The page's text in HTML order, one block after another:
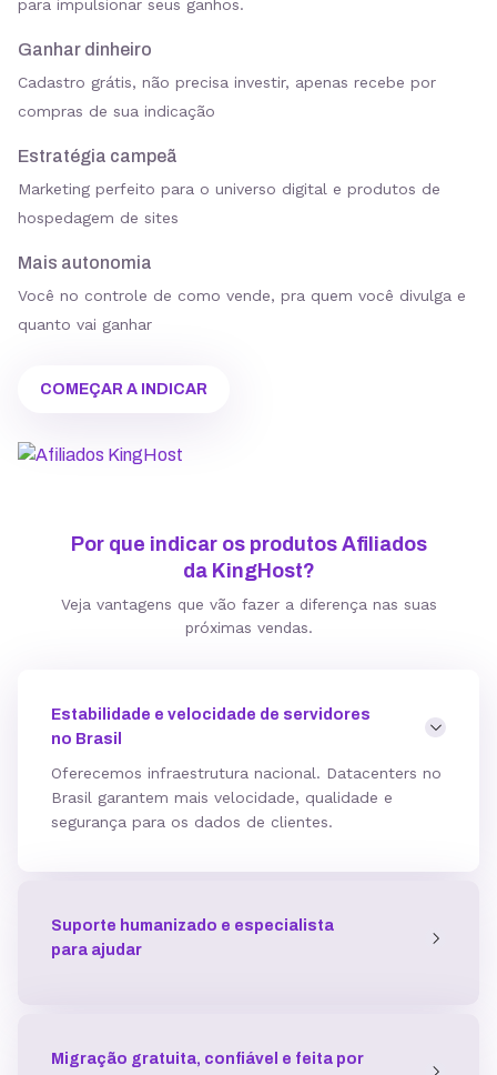
para impulsionar seus ganhos.
Ganhar dinheiro
Cadastro grátis, não precisa investir, apenas recebe por
compras de sua indicação
Estratégia campeã
Marketing perfeito para o universo digital e produtos de
hospedagem de sites
Mais autonomia
Você no controle de como vende, pra quem você divulga e
quanto vai ganhar
COMEÇAR A INDICAR
Por que indicar os produtos Afiliados
da KingHost?
Veja vantagens que vão fazer a diferença nas suas
próximas vendas.
Estabilidade e velocidade de servidores
no Brasil
Oferecemos infraestrutura nacional. Datacenters no
Brasil garantem mais velocidade, qualidade e
segurança para os dados de clientes.
Suporte humanizado e especialista
para ajudar
Migração gratuita, confiável e feita por